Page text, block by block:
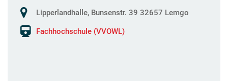
Lipperlandhalle, Bunsenstr. 39 32657 Lemgo
Fachhochschule (VVOWL)